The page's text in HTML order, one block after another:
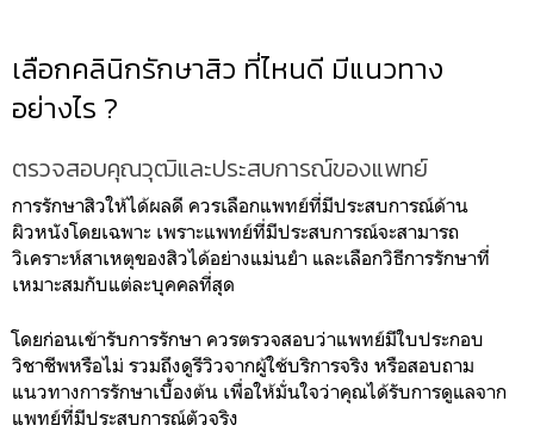
เลือกคลินิกรักษาสิว ที่ไหนดี มีแนวทาง
อย่างไร ?
ตรวจสอบคุณวุฒิและประสบการณ์ของแพทย์
การรักษาสิวให้ได้ผลดี ควรเลือกแพทย์ที่มีประสบการณ์ด้าน
ผิวหนังโดยเฉพาะ เพราะแพทย์ที่มีประสบการณ์จะสามารถ
วิเคราะห์สาเหตุของสิวได้อย่างแม่นยำ และเลือกวิธีการรักษาที่
เหมาะสมกับแต่ละบุคคลที่สุด
โดยก่อนเข้ารับการรักษา ควรตรวจสอบว่าแพทย์มีใบประกอบ
วิชาชีพหรือไม่ รวมถึงดูรีวิวจากผู้ใช้บริการจริง หรือสอบถาม
แนวทางการรักษาเบื้องต้น เพื่อให้มั่นใจว่าคุณได้รับการดูแลจาก
แพทย์ที่มีประสบการณ์ตัวจริง